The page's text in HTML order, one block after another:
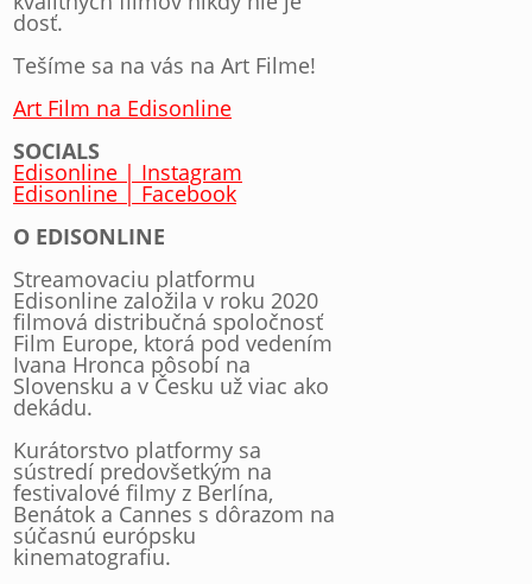
dosť.
Tešíme sa na vás na Art Filme!
Art Film na Edisonline
SOCIALS
Edisonline | Instagram
Edisonline | Facebook
O EDISONLINE
Streamovaciu platformu
Edisonline založila v roku 2020
filmová distribučná spoločnosť
Film Europe, ktorá pod vedením
Ivana Hronca pôsobí na
Slovensku a v Česku už viac ako
dekádu.
Kurátorstvo platformy sa
sústredí predovšetkým na
festivalové filmy z Berlína,
Benátok a Cannes s dôrazom na
súčasnú európsku
kinematografiu.